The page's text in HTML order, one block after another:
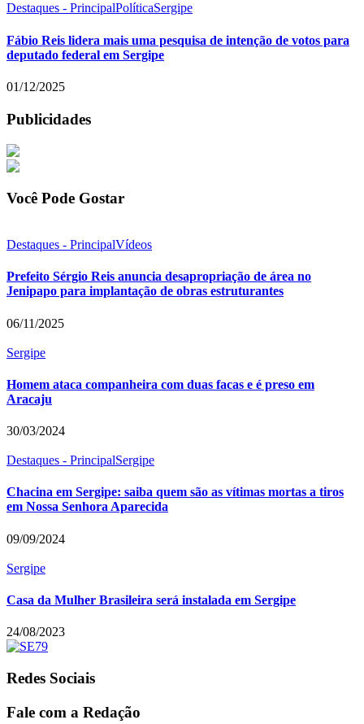
Destaques - PrincipalPolíticaSergipe
Fábio Reis lidera mais uma pesquisa de intenção de votos para
deputado federal em Sergipe
01/12/2025
Publicidades
Você Pode Gostar
Destaques - PrincipalVídeos
Prefeito Sérgio Reis anuncia desapropriação de área no
Jenipapo para implantação de obras estruturantes
06/11/2025
Sergipe
Homem ataca companheira com duas facas e é preso em
Aracaju
30/03/2024
Destaques - PrincipalSergipe
Chacina em Sergipe: saiba quem são as vítimas mortas a tiros
em Nossa Senhora Aparecida
09/09/2024
Sergipe
Casa da Mulher Brasileira será instalada em Sergipe
24/08/2023
Redes Sociais
Fale com a Redação